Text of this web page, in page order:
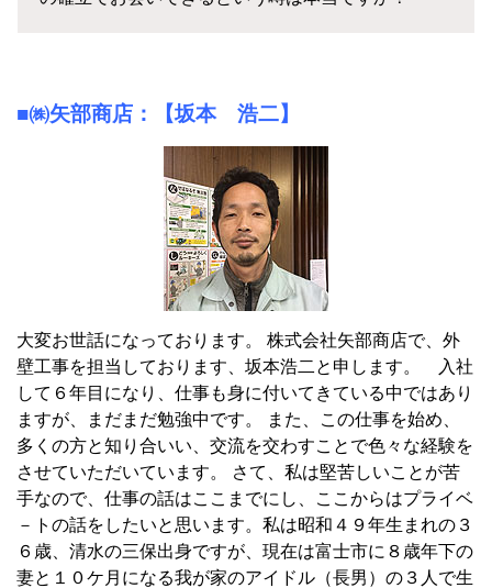
■㈱矢部商店：【坂本 浩二】
大変お世話になっております。 株式会社矢部商店で、外
壁工事を担当しております、坂本浩二と申します。 入社
して６年目になり、仕事も身に付いてきている中ではあり
ますが、まだまだ勉強中です。 また、この仕事を始め、
多くの方と知り合いい、交流を交わすことで色々な経験を
させていただいています。 さて、私は堅苦しいことが苦
手なので、仕事の話はここまでにし、ここからはプライベ
－トの話をしたいと思います。私は昭和４９年生まれの３
６歳、清水の三保出身ですが、現在は富士市に８歳年下の
妻と１０ケ月になる我が家のアイドル（長男）の３人で生